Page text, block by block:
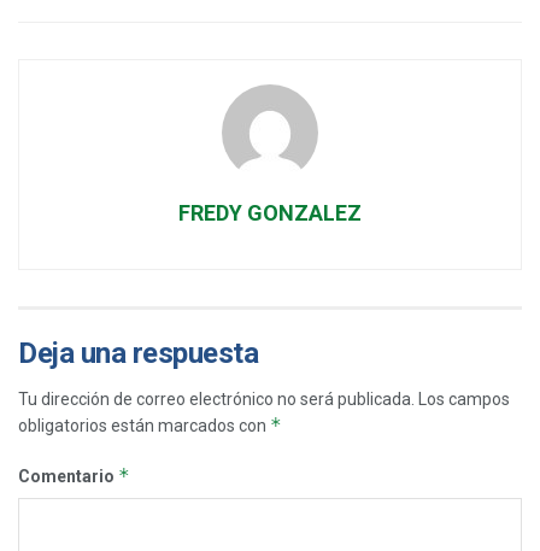
FREDY GONZALEZ
Deja una respuesta
Tu dirección de correo electrónico no será publicada. Los campos
obligatorios están marcados con *
Comentario *